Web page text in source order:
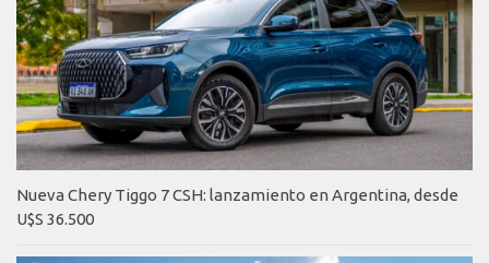
Nueva Chery Tiggo 7 CSH: lanzamiento en Argentina, desde
U$S 36.500